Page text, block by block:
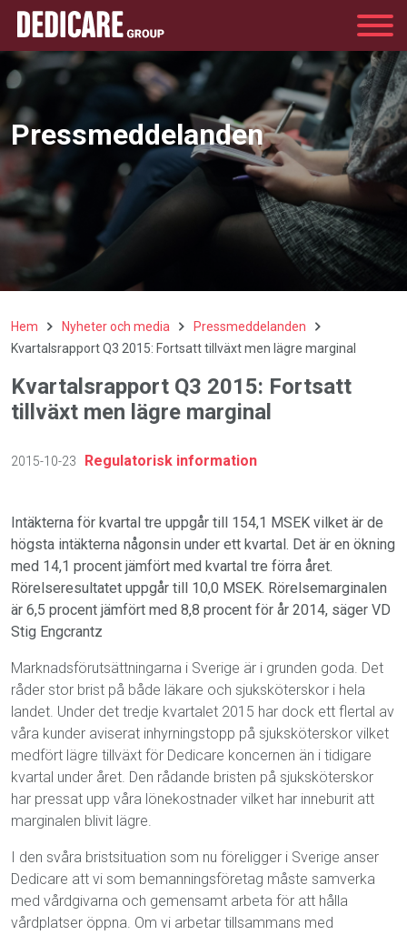
Pressmeddelanden
Hem Nyheter och media
Pressmeddelanden
Kvartalsrapport Q3 2015: Fortsatt tillväxt men lägre marginal
Kvartalsrapport Q3 2015: Fortsatt
tillväxt men lägre marginal
2015-10-23 Regulatorisk information
Intäkterna för kvartal tre uppgår till 154,1 MSEK vilket är de
högsta intäkterna någonsin under ett kvartal. Det är en ökning
med 14,1 procent jämfört med kvartal tre förra året.
Rörelseresultatet uppgår till 10,0 MSEK. Rörelsemarginalen
är 6,5 procent jämfört med 8,8 procent för år 2014, säger VD
Stig Engcrantz
Marknadsförutsättningarna i Sverige är i grunden goda. Det
råder stor brist på både läkare och sjuksköterskor i hela
landet. Under det tredje kvartalet 2015 har dock ett flertal av
våra kunder aviserat inhyrningstopp på sjuksköterskor vilket
medfört lägre tillväxt för Dedicare koncernen än i tidigare
kvartal under året. Den rådande bristen på sjuksköterskor
har pressat upp våra lönekostnader vilket har inneburit att
marginalen blivit lägre.
I den svåra bristsituation som nu föreligger i Sverige anser
Dedicare att vi som bemanningsföretag måste samverka
med vårdgivarna och gemensamt arbeta för att hålla
vårdplatser öppna. Om vi arbetar tillsammans med